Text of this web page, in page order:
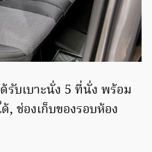
รับเบาะนั่ง 5 ที่นั่ง พร้อม
ช่องเก็บของรอบห้อง